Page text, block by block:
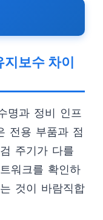
지보수 차이
명과 정비 인프
전용 부품과 점
주기가 다를
워크를 확인하
것이 바람직합